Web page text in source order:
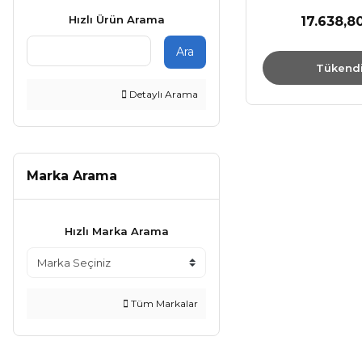
Hızlı Ürün Arama
Ara
Detaylı Arama
Marka Arama
Hızlı Marka Arama
Tüm Markalar
Tükendi